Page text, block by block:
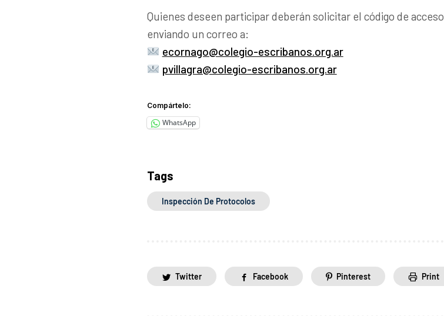
Quienes deseen participar deberán solicitar el código de acceso
enviando un correo a:
ecornago@colegio-escribanos.org.ar
pvillagra@colegio-escribanos.org.ar
Compártelo:
WhatsApp
Tags
Inspección De Protocolos
Twitter Facebook Pinterest Print